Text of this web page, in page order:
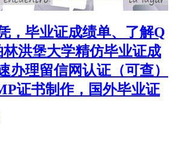
，毕业证成绩单、了解Q
林洪堡大学精仿毕业证成
办理留信网认证（可查）
证书制作，国外毕业证